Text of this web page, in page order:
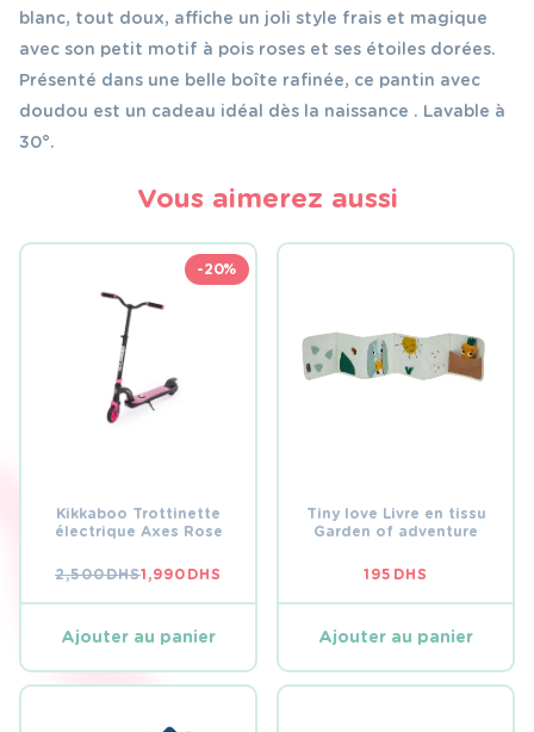
blanc, tout doux, affiche un joli style frais et magique
avec son petit motif à pois roses et ses étoiles dorées.
Présenté dans une belle boîte rafinée, ce pantin avec
doudou est un cadeau idéal dès la naissance . Lavable à
30°.
Vous aimerez aussi
-20%
Kikkaboo Trottinette
électrique Axes Rose
2,500DHSLE
PRIX
ÉTAIT :
1,990 DHS
LE
PRIX
EST :
Ajouter au panier
Tiny love Livre en tissu
Garden of adventure
195 DHS
Ajouter au panier